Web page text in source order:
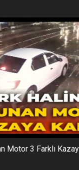
Motor 3 Farklı